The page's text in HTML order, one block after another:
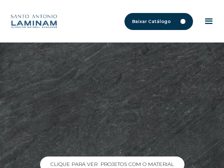
Baixar Catálogo
CLIQUE PARA VER PROJETOS COM O MATERIAL